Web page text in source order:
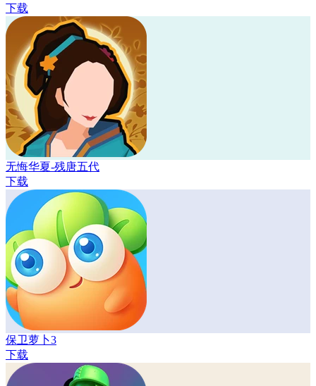
下载
无悔华夏-残唐五代
下载
保卫萝卜3
下载